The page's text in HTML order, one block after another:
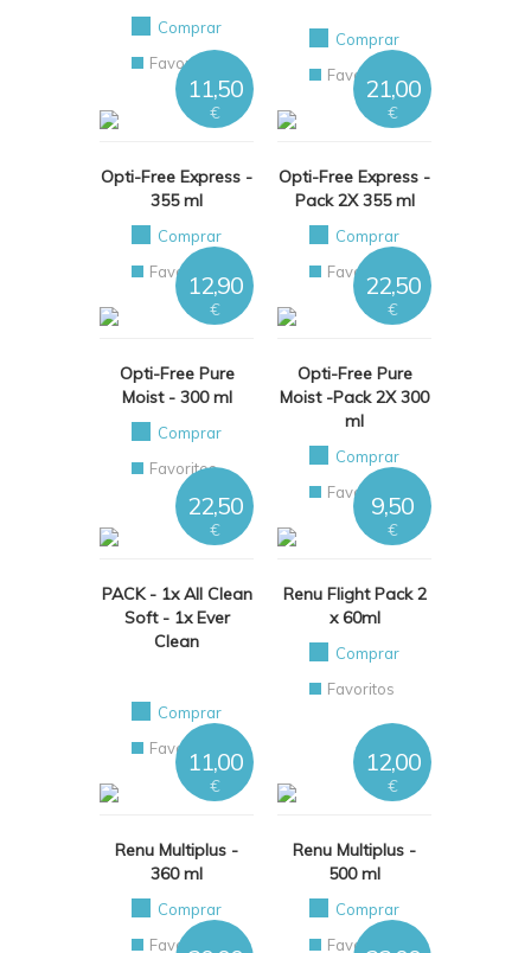
Comprar
Favoritos
Comprar
Favoritos
Opti-Free Express -
355 ml
11,50
€
Comprar
Favoritos
Opti-Free Express -
Pack 2X 355 ml
21,00
€
Comprar
Favoritos
Opti-Free Pure
Moist - 300 ml
12,90
€
Comprar
Favoritos
Opti-Free Pure
Moist -Pack 2X 300
ml
22,50
€
Comprar
Favoritos
PACK - 1x All Clean
Soft - 1x Ever
Clean
22,50
€
Comprar
Favoritos
Renu Flight Pack 2
x 60ml
9,50
€
Comprar
Favoritos
Renu Multiplus -
360 ml
11,00
€
Comprar
Favoritos
Renu Multiplus -
500 ml
12,00
€
Comprar
Favoritos